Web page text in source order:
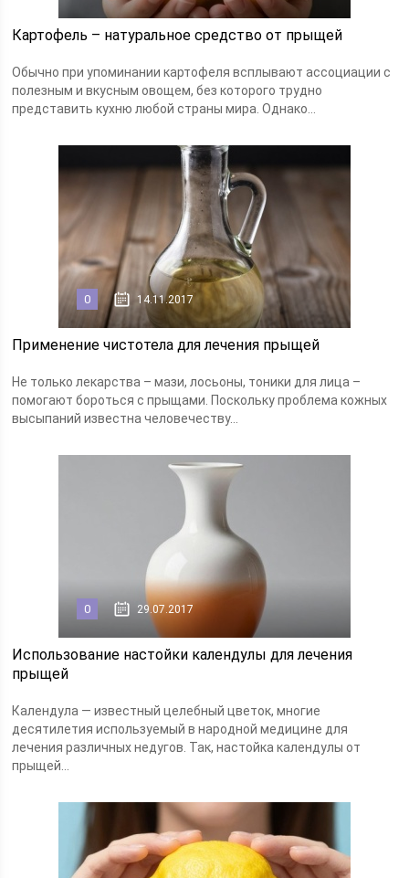
Картофель – натуральное средство от прыщей
Обычно при упоминании картофеля всплывают ассоциации с
полезным и вкусным овощем, без которого трудно
представить кухню любой страны мира. Однако...
0 14.11.2017
Применение чистотела для лечения прыщей
Не только лекарства – мази, лосьоны, тоники для лица –
помогают бороться с прыщами. Поскольку проблема кожных
высыпаний известна человечеству...
0 29.07.2017
Использование настойки календулы для лечения
прыщей
Календула — известный целебный цветок, многие
десятилетия используемый в народной медицине для
лечения различных недугов. Так, настойка календулы от
прыщей...